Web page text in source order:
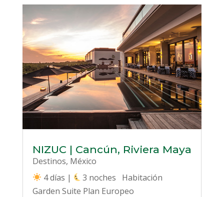
NIZUC | Cancún, Riviera Maya
Destinos, México
4 días |
3 noches Habitación
Garden Suite Plan Europeo